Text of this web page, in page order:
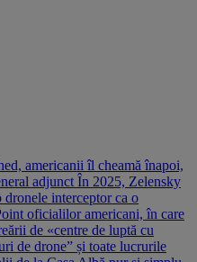
americanii îl cheamă înapoi,
adjunct În 2025, Zelensky
interceptor ca o
oficialilor americani, în care
de «centre de luptă cu
de drone” și toate lucrurile